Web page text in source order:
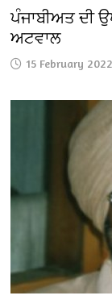
ਪੰਜਾਬੀਅਤ ਦੀ
ਅਟਵਾਲ
15 February 2022